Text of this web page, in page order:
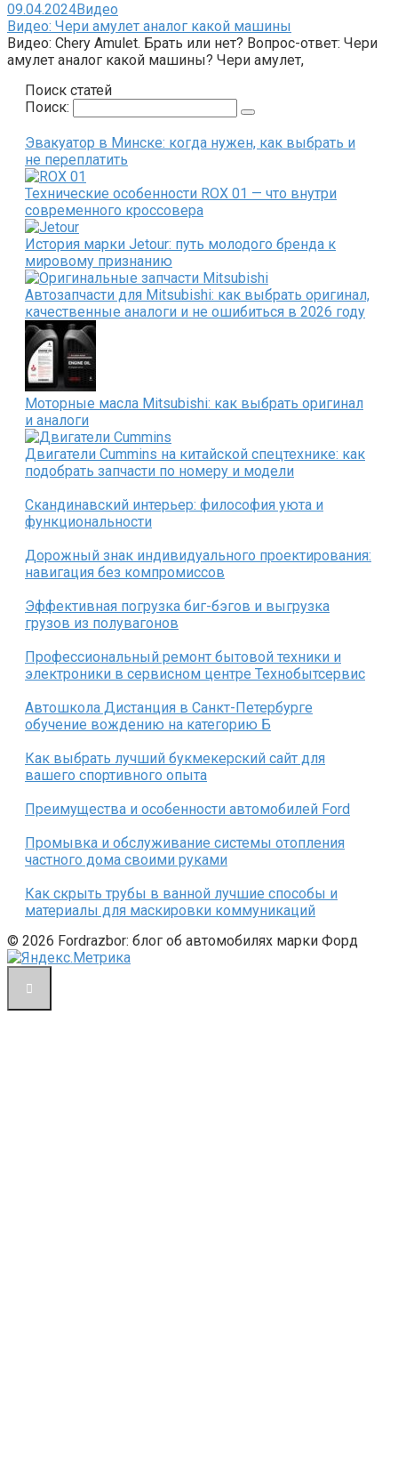
09.04.2024Видео
Видео: Чери амулет аналог какой машины
Видео: Chery Amulet. Брать или нет? Вопрос-ответ: Чери
амулет аналог какой машины? Чери амулет,
Поиск статей
Поиск:
Эвакуатор в Минске: когда нужен, как выбрать и
не переплатить
Технические особенности ROX 01 — что внутри
современного кроссовера
История марки Jetour: путь молодого бренда к
мировому признанию
Автозапчасти для Mitsubishi: как выбрать оригинал,
качественные аналоги и не ошибиться в 2026 году
Моторные масла Mitsubishi: как выбрать оригинал
и аналоги
Двигатели Cummins на китайской спецтехнике: как
подобрать запчасти по номеру и модели
Скандинавский интерьер: философия уюта и
функциональности
Дорожный знак индивидуального проектирования:
навигация без компромиссов
Эффективная погрузка биг-бэгов и выгрузка
грузов из полувагонов
Профессиональный ремонт бытовой техники и
электроники в сервисном центре Технобытсервис
Автошкола Дистанция в Санкт-Петербурге
обучение вождению на категорию Б
Как выбрать лучший букмекерский сайт для
вашего спортивного опыта
Преимущества и особенности автомобилей Ford
Промывка и обслуживание системы отопления
частного дома своими руками
Как скрыть трубы в ванной лучшие способы и
материалы для маскировки коммуникаций
© 2026 Fordrazbor: блог об автомобилях марки Форд